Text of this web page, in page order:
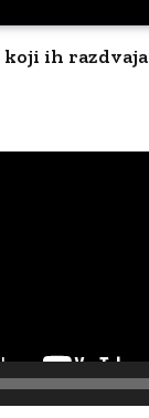
koji ih razdvaja